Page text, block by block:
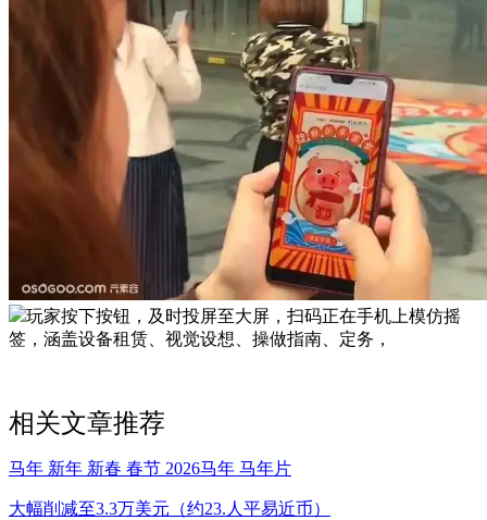
玩家按下按钮，及时投屏至大屏，扫码正在手机上模仿摇
签，涵盖设备租赁、视觉设想、操做指南、定务，
相关文章推荐
马年 新年 新春 春节 2026马年 马年片
大幅削减至3.3万美元（约23.人平易近币）